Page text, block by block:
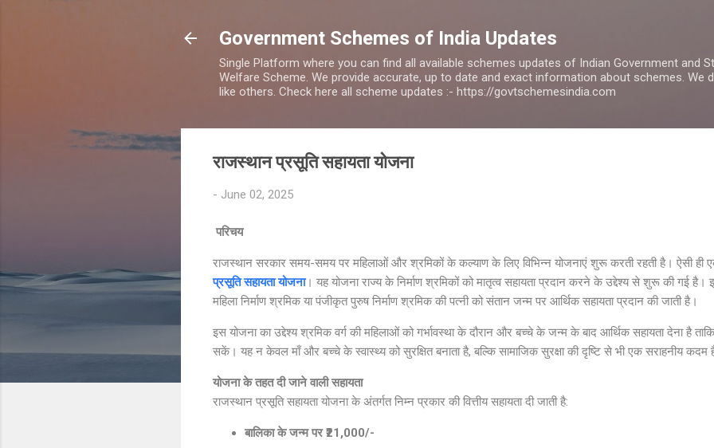
Government Schemes of India Updates
Single Platform where you can find all available schemes updates of Indian Government and
Welfare Scheme. We provide accurate, up to date and exact information about schemes. We
like others. Check here all scheme updates :- https://govtschemesindia.com
राजस्थान प्रसूति सहायता योजना
- June 02, 2025
परिचय
राजस्थान सरकार समय-समय पर महिलाओं और श्रमिकों के कल्याण के लिए विभिन्न योजनाएं शुरू करती रहती है। ऐसी ही
प्रसूति सहायता योजना। यह योजना राज्य के निर्माण श्रमिकों को मातृत्व सहायता प्रदान करने के उद्देश्य से शुरू की गई
महिला निर्माण श्रमिक या पंजीकृत पुरुष निर्माण श्रमिक की पत्नी को संतान जन्म पर आर्थिक सहायता प्रदान की जाती है।
इस योजना का उद्देश्य श्रमिक वर्ग की महिलाओं को गर्भावस्था के दौरान और बच्चे के जन्म के बाद आर्थिक सहायता देना है
सकें। यह न केवल माँ और बच्चे के स्वास्थ्य को सुरक्षित बनाता है, बल्कि सामाजिक सुरक्षा की दृष्टि से भी एक सराहनीय कदम
योजना के तहत दी जाने वाली सहायता
राजस्थान प्रसूति सहायता योजना के अंतर्गत निम्न प्रकार की वित्तीय सहायता दी जाती है:
बालिका के जन्म पर ₹21,000/-